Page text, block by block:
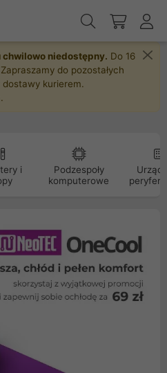
niedostępny. Do 16
do pozostałych
kurierem.
i
Podzespoły
komputerowe